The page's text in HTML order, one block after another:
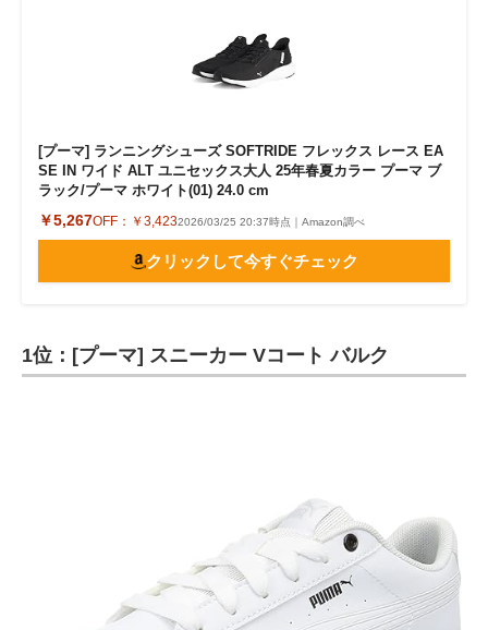
[プーマ] ランニングシューズ SOFTRIDE フレックス レース EA
SE IN ワイド ALT ユニセックス大人 25年春夏カラー プーマ ブ
ラック/プーマ ホワイト(01) 24.0 cm
￥5,267OFF： ￥3,4232026/03/25 20:37時点｜Amazon調べ
クリックして今すぐチェック
1位：[プーマ] スニーカー Vコート バルク